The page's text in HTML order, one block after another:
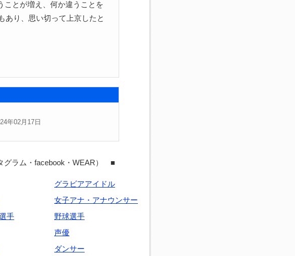
ことが増え、何か違うことを
あり、思い切って上京したと
02月17日
ラム・facebook・WEAR） ■
グラビアアイドル
女子アナ・アナウンサー
手
野球選手
声優
ダンサー